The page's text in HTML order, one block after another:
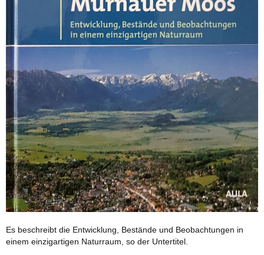
Es beschreibt die Entwicklung, Bestände und Beobachtungen in
einem einzigartigen Naturraum, so der Untertitel.